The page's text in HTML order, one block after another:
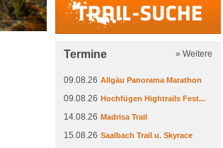
Termine » Weitere
09.08.26 Allgäu Panorama Marathon
09.08.26 Hochfügen Hightrails Fest...
14.08.26 Madrisa Trail
15.08.26 Saalbach Trail u. Skyrace